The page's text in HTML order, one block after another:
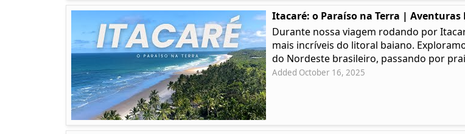
Itacaré: o Paraíso na Terra | Aventuras
Durante nossa viagem rodando por
mais incríveis do litoral baiano.
do Nordeste brasileiro, passando por
Added October 16, 2025